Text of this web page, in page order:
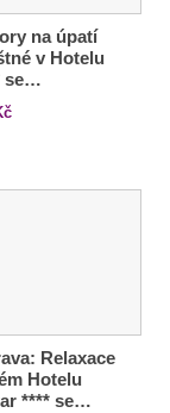
na úpatí
v Hotelu
se…
Relaxace
Hotelu
**** se…